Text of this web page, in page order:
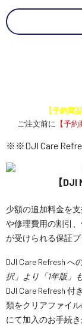
【予約商
ご注文前に
【予
※※DJI Care
【
少額の追加料金を
や修理費用の割引
が受けられる保証プ
DJI Care Refresh へ
択」より「1年版」
DJI Care Refresh
類をクリアファイ
にて加入のお手続き